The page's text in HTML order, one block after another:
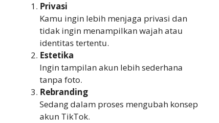
Privasi
Kamu ingin lebih menjaga privasi dan
tidak ingin menampilkan wajah atau
identitas tertentu.
Estetika
Ingin tampilan akun lebih sederhana
tanpa foto.
Rebranding
Sedang dalam proses mengubah konsep
akun TikTok.